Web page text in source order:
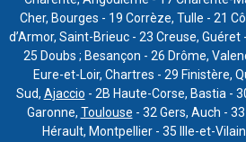
Cher, Bourges - 19 Corrèze, Tulle - 21
d’Armor, Saint-Brieuc - 23 Creuse,
25 Doubs ; Besançon - 26 Drôme,
Eure-et-Loir, Chartres - 29 Finistère,
Sud, Ajaccio - 2B Haute-Corse, Bastia -
Garonne, Toulouse - 32 Gers, Auch -
Hérault, Montpellier - 35 Ille-et-